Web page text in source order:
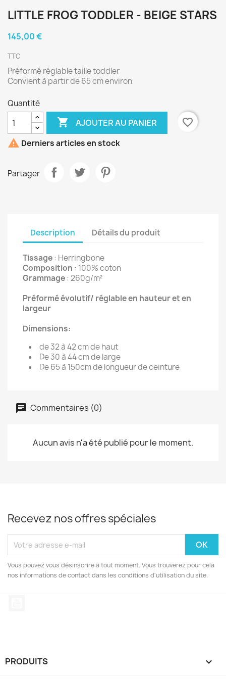
LITTLE FROG TODDLER - BEIGE STARS
145,00 €
TTC
Préformé réglable taille toddler
Convient à partir de 65 cm environ
Quantité
 AJOUTER AU PANIER
favorite_border
 Derniers articles en stock
Partager
Description Détails du produit
Tissage: Herringbone
Composition : 100% coton
Grammage: 260g/m²
Préformé évolutif/ réglable en hauteur et en
largeur
Dimensions:
de 32 à 42 cm de haut
De 30 à 44 cm de large
De 65 à 150cm de longueur de ceinture
Commentaires (0)
Aucun avis n'a été publié pour le moment.
Recevez nos offres spéciales
Vous pouvez vous désinscrire à tout moment. Vous trouverez pour cela
nos informations de contact dans les conditions d'utilisation du site.
PRODUITS 